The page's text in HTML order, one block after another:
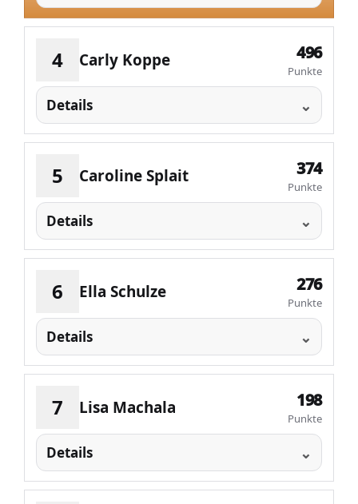
4 Carly Koppe 496
Punkte
Details
5 Caroline Splait 374
Punkte
Details
6 Ella Schulze 276
Punkte
Details
7 Lisa Machala 198
Punkte
Details